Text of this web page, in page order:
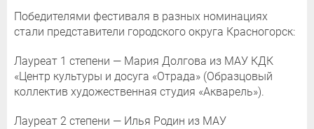
Победителями фестиваля в разных номинациях
стали представители городского округа Красногорск:
Лауреат 1 степени — Мария Долгова из МАУ КДК
«Центр культуры и досуга «Отрада» (Образцовый
коллектив художественная студия «Акварель»).
Лауреат 2 степени — Илья Родин из МАУ